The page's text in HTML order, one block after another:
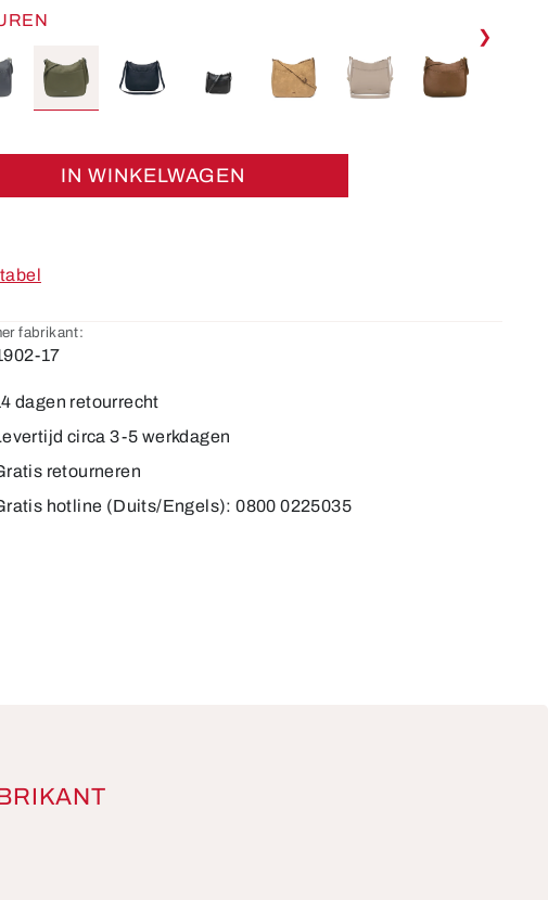
❯
IN WINKELWAGEN
fabrikant:
17
dagen retourrecht
circa 3-5 werkdagen
retourneren
hotline (Duits/Engels): 0800 0225035